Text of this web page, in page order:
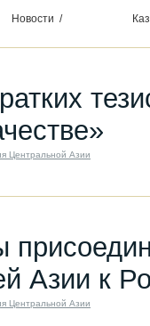
Новости /
Центральной Азии
Азии к
Центральной Азии